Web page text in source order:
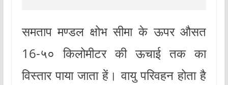
समताप मण्डल क्षोभ सीमा के ऊपर औसत
16-५० किलोमीटर की ऊचाई तक का
विस्तार पाया जाता हें। वायु परिवहन होता है